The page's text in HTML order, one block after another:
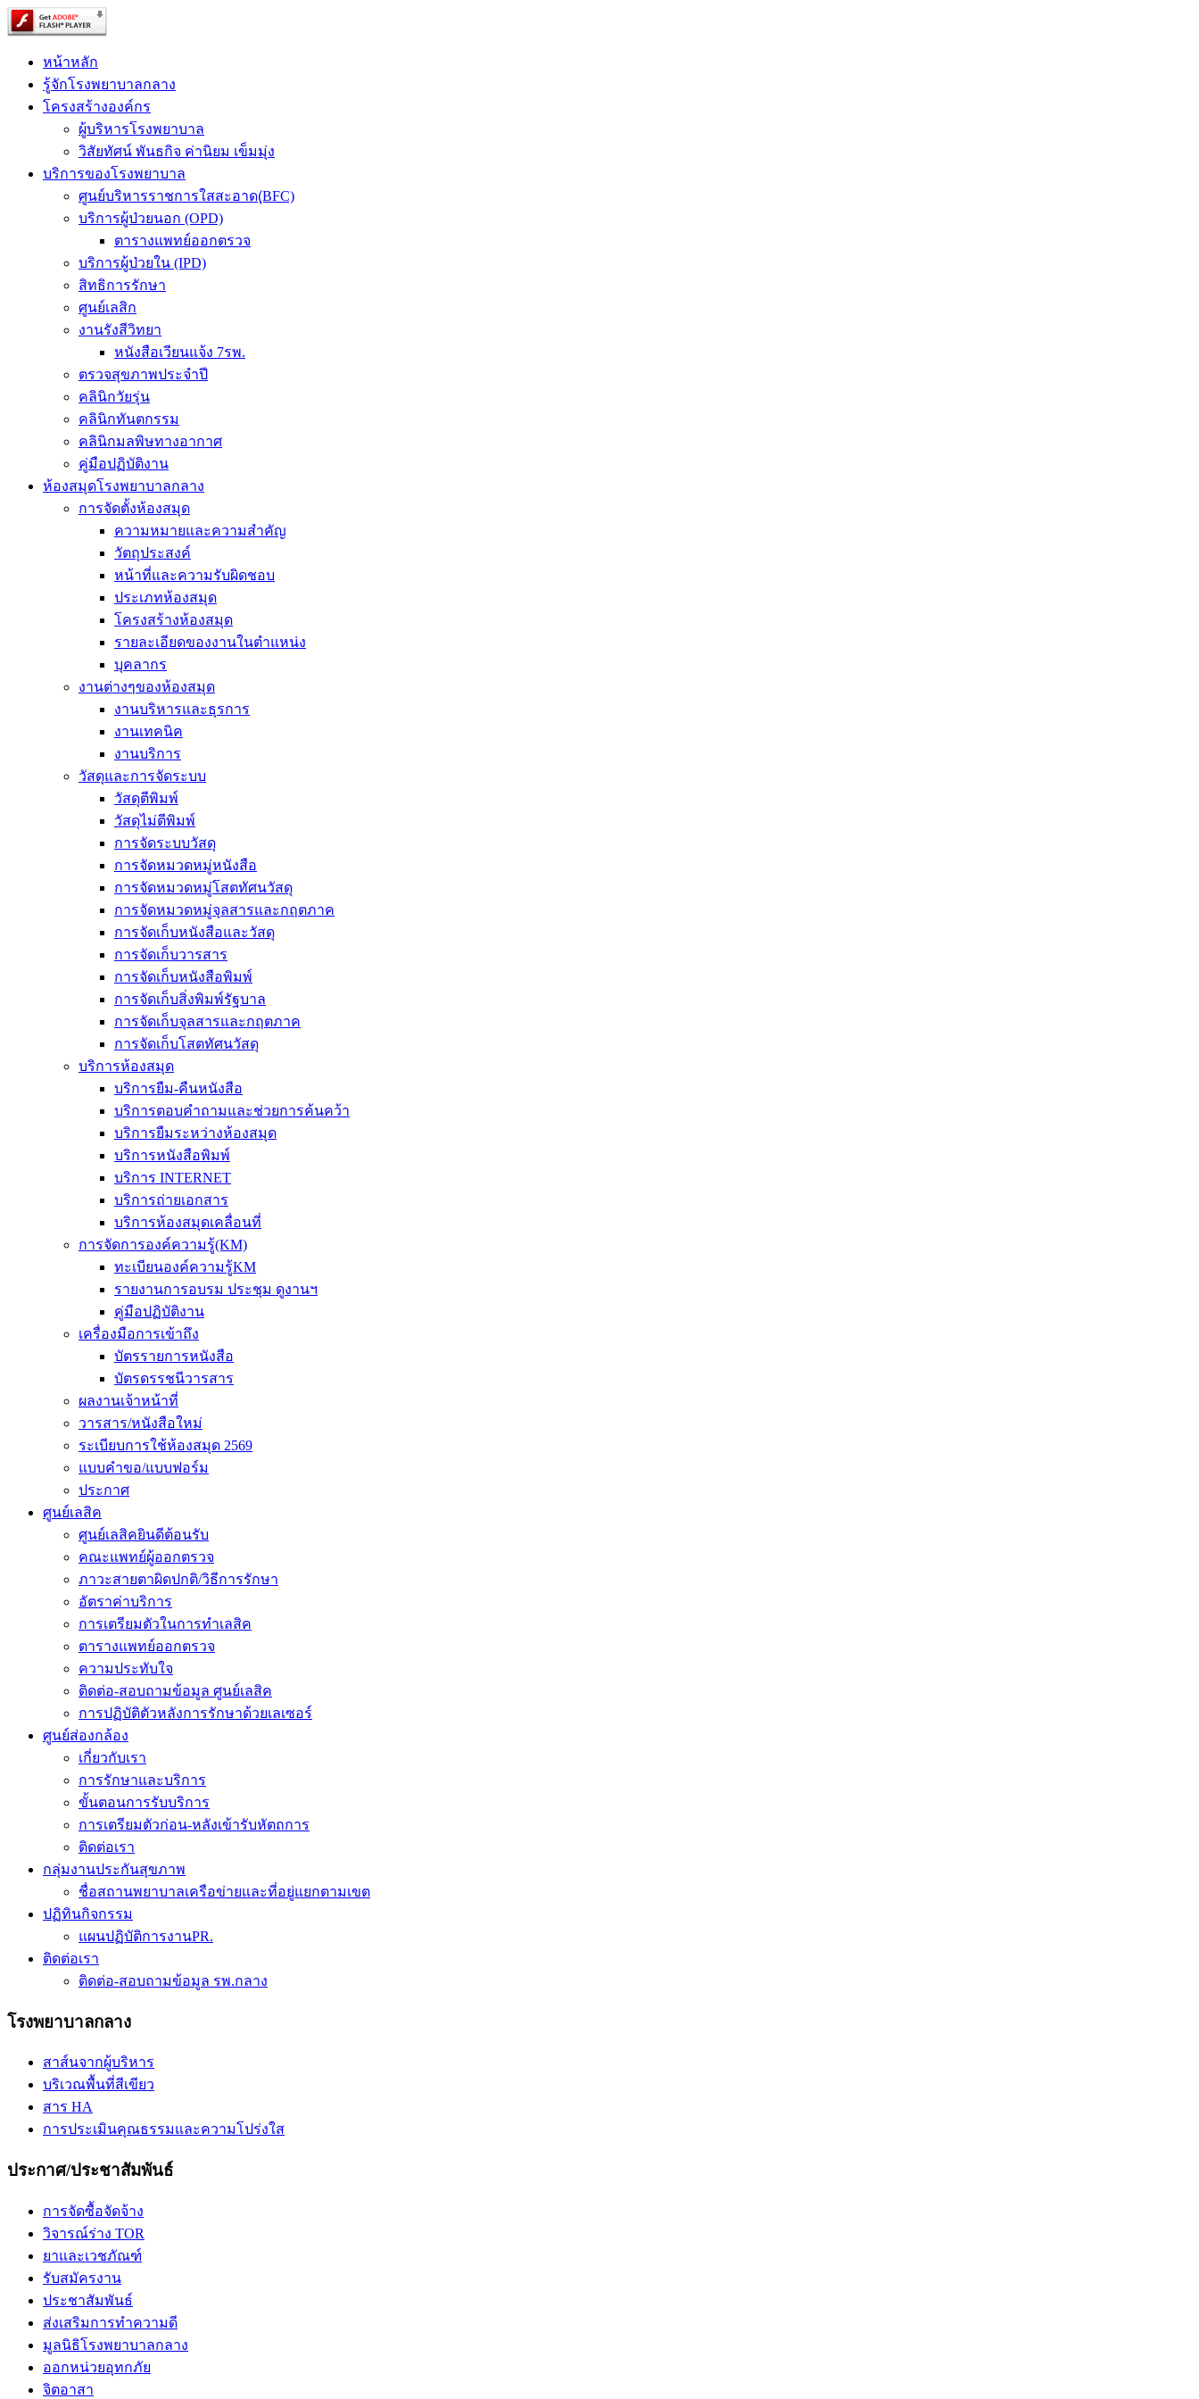
หน้าหลัก
รู้จักโรงพยาบาลกลาง
โครงสร้างองค์กร
ผู้บริหารโรงพยาบาล
วิสัยทัศน์ พันธกิจ ค่านิยม เข็มมุ่ง
บริการของโรงพยาบาล
ศูนย์บริหารราชการใสสะอาด(ฺBFC)
บริการผู้ป่วยนอก (OPD)
ตารางแพทย์ออกตรวจ
บริการผู้ป่วยใน (IPD)
สิทธิการรักษา
ศูนย์เลสิก
งานรังสีวิทยา
หนังสือเวียนแจ้ง 7รพ.
ตรวจสุขภาพประจำปี
คลินิกวัยรุ่น
คลินิกทันตกรรม
คลินิกมลพิษทางอากาศ
คู่มือปฏิบัติงาน
ห้องสมุดโรงพยาบาลกลาง
การจัดตั้งห้องสมุด
ความหมายและความสำคัญ
วัตถุประสงค์
หน้าที่และความรับผิดชอบ
ประเภทห้องสมุด
โครงสร้างห้องสมุด
รายละเอียดของงานในตำแหน่ง
บุคลากร
งานต่างๆของห้องสมุด
งานบริหารและธุรการ
งานเทคนิค
งานบริการ
วัสดุและการจัดระบบ
วัสดุตีพิมพ์
วัสดุไม่ตีพิมพ์
การจัดระบบวัสดุ
การจัดหมวดหมู่หนังสือ
การจัดหมวดหมู่โสตทัศนวัสดุ
การจัดหมวดหมู่จุลสารและกฤตภาค
การจัดเก็บหนังสือและวัสดุ
การจัดเก็บวารสาร
การจัดเก็บหนังสือพิมพ์
การจัดเก็บสิ่งพิมพ์รัฐบาล
การจัดเก็บจุลสารและกฤตภาค
การจัดเก็บโสตทัศนวัสดุ
บริการห้องสมุด
บริการยืม-คืนหนังสือ
บริการตอบคำถามและช่วยการค้นคว้า
บริการยืมระหว่างห้องสมุด
บริการหนังสือพิมพ์
บริการ INTERNET
บริการถ่ายเอกสาร
บริการห้องสมุดเคลื่อนที่
การจัดการองค์ความรู้(KM)
ทะเบียนองค์ความรู้KM
รายงานการอบรม ประชุม ดูงานฯ
คู่มือปฏิบัติงาน
เครื่องมือการเข้าถึง
บัตรรายการหนังสือ
บัตรดรรชนีวารสาร
ผลงานเจ้าหน้าที่
วารสาร/หนังสือใหม่
ระเบียบการใช้ห้องสมุด 2569
แบบคำขอ/แบบฟอร์ม
ประกาศ
ศูนย์เลสิค
ศูนย์เลสิคยินดีต้อนรับ
คณะแพทย์ผู้ออกตรวจ
ภาวะสายตาผิดปกติ/วิธีการรักษา
อัตราค่าบริการ
การเตรียมตัวในการทำเลสิค
ตารางแพทย์ออกตรวจ
ความประทับใจ
ติดต่อ-สอบถามข้อมูล ศูนย์เลสิค
การปฏิบัติตัวหลังการรักษาด้วยเลเซอร์
ศูนย์ส่องกล้อง
เกี่ยวกับเรา
การรักษาและบริการ
ขั้นตอนการรับบริการ
การเตรียมตัวก่อน-หลังเข้ารับหัตถการ
ติดต่อเรา
กลุ่มงานประกันสุขภาพ
ชื่อสถานพยาบาลเครือข่ายและที่อยู่แยกตามเขต
ปฏิทินกิจกรรม
แผนปฏิบัติการงานPR.
ติดต่อเรา
ติดต่อ-สอบถามข้อมูล รพ.กลาง
โรงพยาบาลกลาง
สาส์นจากผู้บริหาร
บริเวณพื้นที่สีเขียว
สาร HA
การประเมินคุณธรรมและความโปร่งใส
ประกาศ/ประชาสัมพันธ์
การจัดซื้อจัดจ้าง
วิจารณ์ร่าง TOR
ยาและเวชภัณฑ์
รับสมัครงาน
ประชาสัมพันธ์
ส่งเสริมการทำความดี
มูลนิธิโรงพยาบาลกลาง
ออกหน่วยอุทกภัย
จิตอาสา